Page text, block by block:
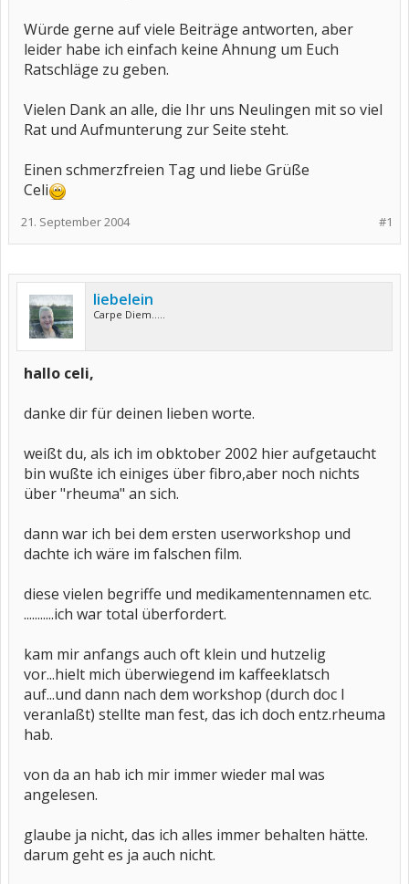
Würde gerne auf viele Beiträge antworten, aber
leider habe ich einfach keine Ahnung um Euch
Ratschläge zu geben.
Vielen Dank an alle, die Ihr uns Neulingen mit so viel
Rat und Aufmunterung zur Seite steht.
Einen schmerzfreien Tag und liebe Grüße
Celi
#1
21. September 2004
liebelein
Carpe Diem.....
hallo celi,
danke dir für deinen lieben worte.
weißt du, als ich im obktober 2002 hier aufgetaucht
bin wußte ich einiges über fibro,aber noch nichts
über "rheuma" an sich.
dann war ich bei dem ersten userworkshop und
dachte ich wäre im falschen film.
diese vielen begriffe und medikamentennamen etc.
...........ich war total überfordert.
kam mir anfangs auch oft klein und hutzelig
vor...hielt mich überwiegend im kaffeeklatsch
auf...und dann nach dem workshop (durch doc l
veranlaßt) stellte man fest, das ich doch entz.rheuma
hab.
von da an hab ich mir immer wieder mal was
angelesen.
glaube ja nicht, das ich alles immer behalten hätte.
darum geht es ja auch nicht.